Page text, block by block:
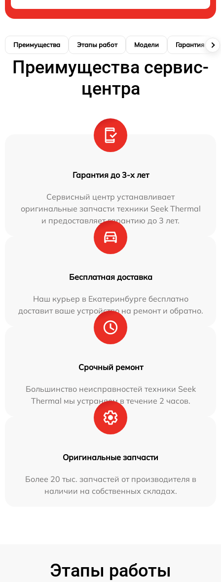
Преимущества Этапы работ Модели Гарантия
Преимущества сервис-
центра
Гарантия до 3-х лет
Сервисный центр устанавливает
оригинальные запчасти техники Seek Thermal
и предоставляет гарантию до 3 лет.
Бесплатная доставка
Наш курьер в Екатеринбурге бесплатно
доставит ваше устройство на ремонт и обратно.
Срочный ремонт
Большинство неисправностей техники Seek
Thermal мы устраняем в течение 2 часов.
Оригинальные запчасти
Более 20 тыс. запчастей от производителя в
наличии на собственных складах.
Этапы работы